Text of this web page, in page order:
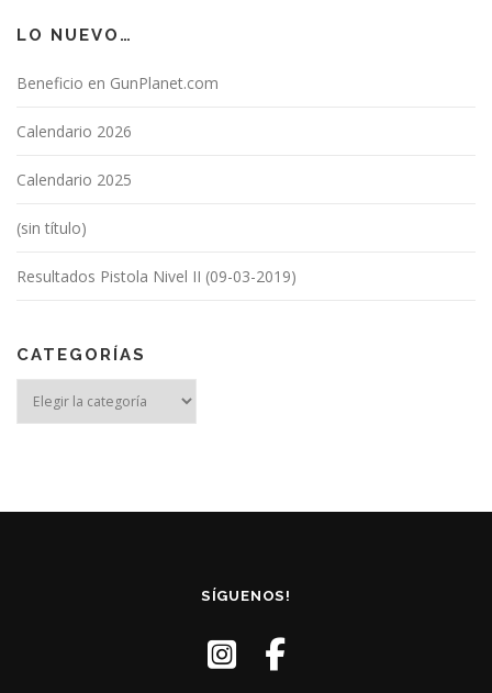
LO NUEVO…
Beneficio en GunPlanet.com
Calendario 2026
Calendario 2025
(sin título)
Resultados Pistola Nivel II (09-03-2019)
CATEGORÍAS
SÍGUENOS!